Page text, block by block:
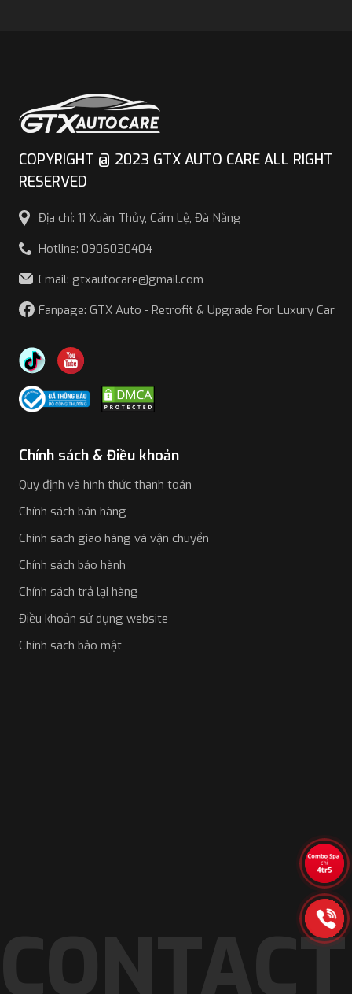
COPYRIGHT @ 2023 GTX AUTO CARE ALL RIGHT
RESERVED
Địa chỉ: 11 Xuân Thủy, Cẩm Lệ, Đà Nẵng
Hotline: 0906030404
Email: gtxautocare@gmail.com
Fanpage: GTX Auto - Retrofit & Upgrade For Luxury Car
Chính sách & Điều khoản
Quy định và hình thức thanh toán
Chính sách bán hàng
Chính sách giao hàng và vận chuyển
Chính sách bảo hành
Chính sách trả lại hàng
Điều khoản sử dụng website
Chính sách bảo mật